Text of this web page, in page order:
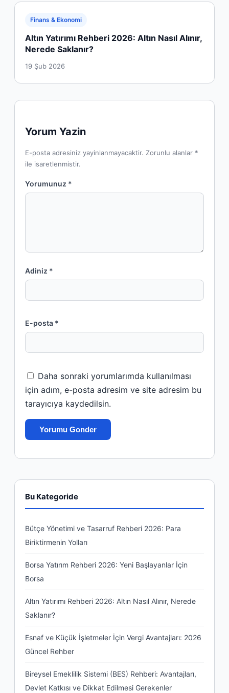
Finans & Ekonomi
Altın Yatırımı Rehberi 2026: Altın Nasıl Alınır,
Nerede Saklanır?
19 Şub 2026
Yorum Yazin
E-posta adresiniz yayinlanmayacaktir. Zorunlu alanlar *
ile isaretlenmistir.
Yorumunuz *
Adiniz *
E-posta *
Daha sonraki yorumlarımda kullanılması
için adım, e-posta adresim ve site adresim bu
tarayıcıya kaydedilsin.
Bu Kategoride
Bütçe Yönetimi ve Tasarruf Rehberi 2026: Para
Biriktirmenin Yolları
Borsa Yatırım Rehberi 2026: Yeni Başlayanlar İçin
Borsa
Altın Yatırımı Rehberi 2026: Altın Nasıl Alınır, Nerede
Saklanır?
Esnaf ve Küçük İşletmeler İçin Vergi Avantajları: 2026
Güncel Rehber
Bireysel Emeklilik Sistemi (BES) Rehberi: Avantajları,
Devlet Katkısı ve Dikkat Edilmesi Gerekenler